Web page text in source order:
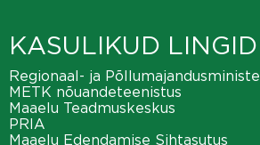
KASULIKUD LINGID
Regionaal- ja
METK nõuandeteenistus
Maaelu Teadmuskeskus
PRIA
Maaelu Edendamise Sihtasutus